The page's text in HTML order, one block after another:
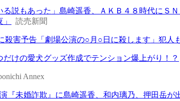
る説もあった」島崎遥香、ＡＫＢ４８時代に
読売新聞
殺害予告「劇場公演の○月○日に殺します」犯人
けの愛犬グッズ作成でテンション爆上がり！？
Annex
『未婚詐欺』に島崎遥香、和内璃乃、押田岳